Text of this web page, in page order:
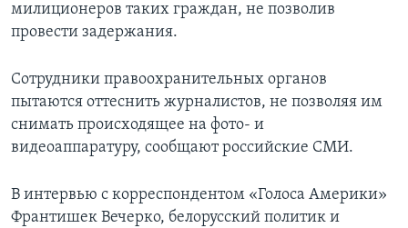
милиционеров таких граждан, не позволив
провести задержания.
Сотрудники правоохранительных органов
пытаются оттеснить журналистов, не позволяя им
снимать происходящее на фото- и
видеоаппаратуру, сообщают российские СМИ.
В интервью с корреспондентом «Голоса Америки»
Франтишек Вечерко, белорусский политик и